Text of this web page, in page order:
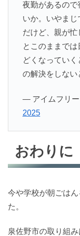
夜勤があるので
いか。いやま
だけど、親が
とこのままで
どくなってい
の解決をしない
— アイムフリ
2025
おわりに
今や学校が朝ごは
た。
泉佐野市の取り組